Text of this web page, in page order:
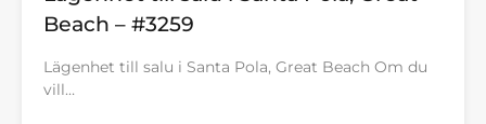
Beach – #3259
Lägenhet till salu i Santa Pola, Great Beach Om du
vill…